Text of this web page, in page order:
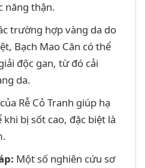
năng thận.
trường hợp vàng da do
Bạch Mao Căn có thể
độc gan, từ đó cải
da.
Rễ Cỏ Tranh giúp hạ
bị sốt cao, đặc biệt là
Một số nghiên cứu sơ